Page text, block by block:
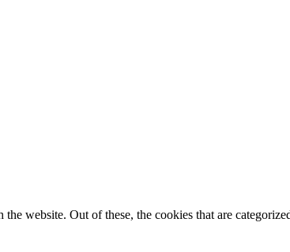
website. Out of these, the cookies that are